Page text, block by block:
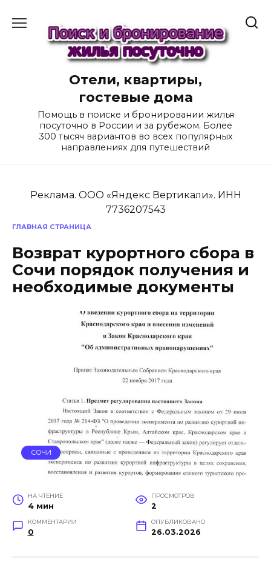
содержанию
Отели, квартиры,
гостевые дома
Помощь в поиске и бронировании жилья
посуточно в России и за рубежом. Более
300 тысяч вариантов во всех популярных
направлениях для путешествий
Реклама. ООО «Яндекс Вертикали». ИНН
7736207543
ГЛАВНАЯ СТРАНИЦА
Возврат курортного сбора в
Сочи порядок получения и
необходимые документы
СОЧИ
НА ЧТЕНИЕ
4 мин
ПРОСМОТРОВ
2
КОММЕНТАРИИ
0
ОПУБЛИКОВАНО
26.03.2026